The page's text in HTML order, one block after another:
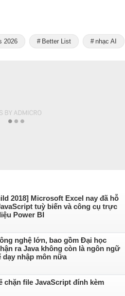
2026 Better List nhạc AI
2018] Microsoft Excel nay đã hỗ
tuỳ biến và công cụ trực
Power BI
nghệ lớn, bao gồm Đại học
ra Java không còn là ngôn ngữ
dạy nhập môn nữa
chặn file JavaScript đính kèm